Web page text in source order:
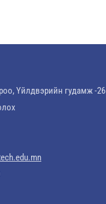
Үйлдвэрийн гудамж -26